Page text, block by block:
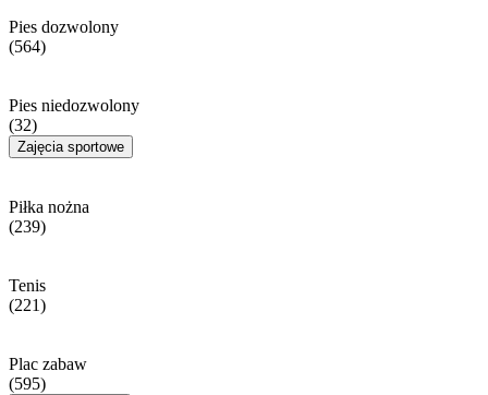
Pies dozwolony
(564)
Pies niedozwolony
(32)
Zajęcia sportowe
Piłka nożna
(239)
Tenis
(221)
Plac zabaw
(595)